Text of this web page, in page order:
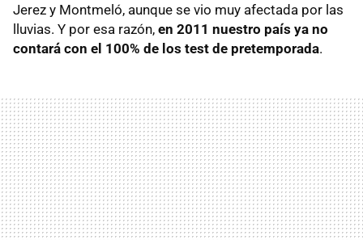
Jerez y Montmeló, aunque se vio muy afectada por las
lluvias. Y por esa razón, en 2011 nuestro país ya no
contará con el 100% de los test de pretemporada.